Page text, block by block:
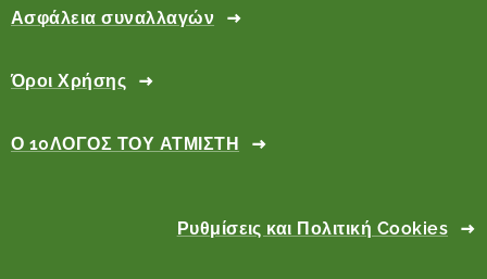
Ασφάλεια συναλλαγών
Όροι Χρήσης
Ο 10ΛΟΓΟΣ ΤΟΥ ΑΤΜΙΣΤΗ
Ρυθμίσεις και Πολιτική Cookies